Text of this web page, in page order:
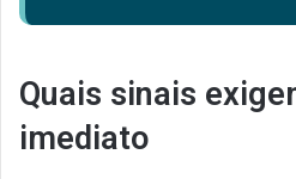
Quais sinais
imediato